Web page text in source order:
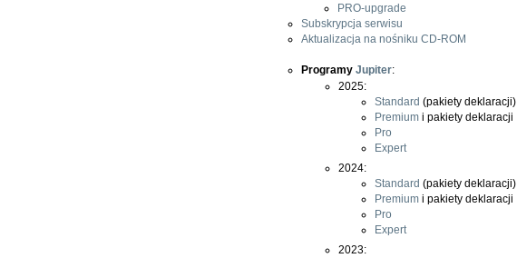
PRO-upgrade
Subskrypcja serwisu
Aktualizacja na nośniku CD-ROM
Programy Jupiter:
2025:
Standard (pakiety deklaracji)
Premium i pakiety deklaracji
Pro
Expert
2024:
Standard (pakiety deklaracji)
Premium i pakiety deklaracji
Pro
Expert
2023: